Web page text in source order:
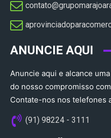
ANUNCIE AQUI
Anuncie aqui e alcance
do nosso compromisso
Contate-nos nos telefones
(91) 98224 - 3111